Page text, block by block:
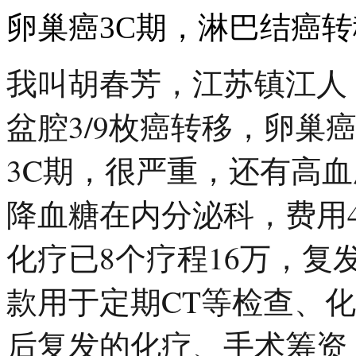
卵巢癌3C期，淋巴结癌
我叫胡春芳，江苏镇江
盆腔3/9枚癌转移，卵巢
3C期，很严重，还有高
降血糖在内分泌科，费
化疗已8个疗程16万，复
款用于定期CT等检查、
后复发的化疗、手术筹